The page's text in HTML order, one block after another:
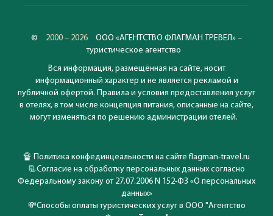
© 2000 – 2026
ООО «АГЕНТСТВО ФЛАГМАН ТРЕВЕЛ» –
туристическое агентство
Вся информация, размещённая на сайте, носит
информационный характер и не является рекламой и
публичной офертой. Правила и условия предоставления услуг
в отелях, в том числе концепция питания, описанные на сайте,
могут изменяться по решению администрации отелей.
🔏 Политика конфединцеальности на сайте flagman-travel.ru
📃Согласие на обработку персональных данных согласно
Федеральному закону от 27.07.2006 N 152-ФЗ «О персональных
данных»
💸Способы оплаты туристических услуг в ООО "Агентство